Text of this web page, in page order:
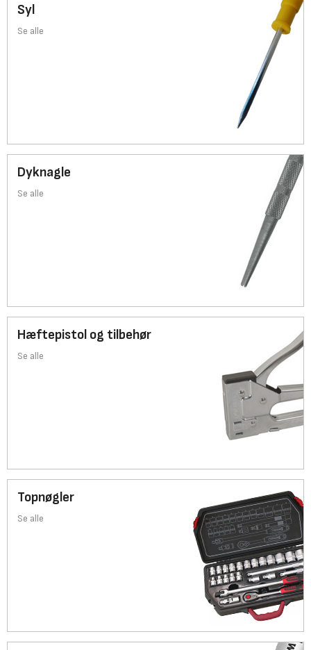
Syl
Se alle
Dyknagle
Se alle
Hæftepistol og tilbehør
Se alle
Topnøgler
Se alle